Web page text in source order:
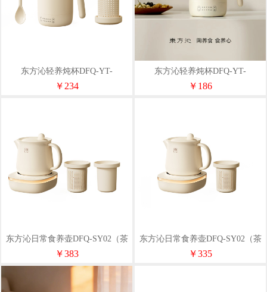
东方沁轻养炖杯DFQ-YT-
SY01（茶漏款）
￥234
东方沁轻养炖杯DFQ-YT-
SY01（标准款）
￥186
东方沁日常食养壶DFQ-SY02（茶
漏+炖盅款）
￥383
东方沁日常食养壶DFQ-SY02（茶
漏款）
￥335